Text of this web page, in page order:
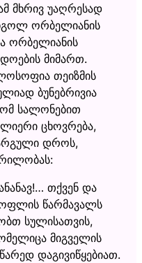
მხრივ უაღრესად
ორბელიანის
ორბელიანის
მიმართ.
თეიზმის
ბუნებრივია
სალონებით
ცხოვრება,
დროს,
თქვენ და
წარმავალს
სულისათვის,
მიგველის
დაგივიწყებიათ.